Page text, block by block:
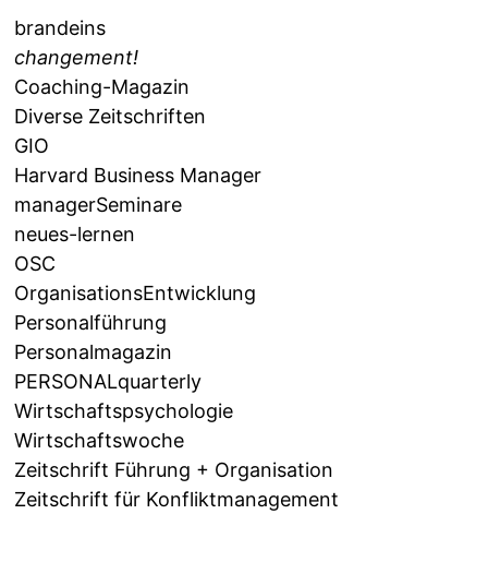
brandeins
changement!
Coaching-Magazin
Diverse Zeitschriften
GIO
Harvard Business Manager
managerSeminare
neues-lernen
OSC
OrganisationsEntwicklung
Personalführung
Personalmagazin
PERSONALquarterly
Wirtschaftspsychologie
Wirtschaftswoche
Zeitschrift Führung + Organisation
Zeitschrift für Konfliktmanagement